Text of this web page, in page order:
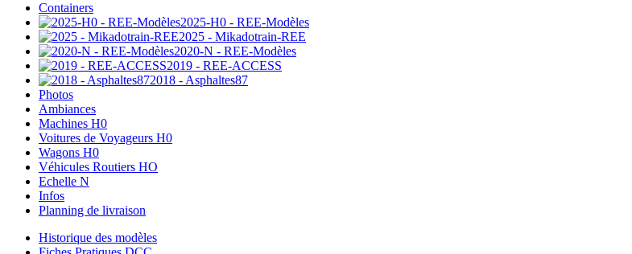
Containers
2025-H0 - REE-Modèles
2025 - Mikadotrain-REE
2020-N - REE-Modèles
2019 - REE-ACCESS
2018 - Asphaltes87
Photos
Ambiances
Machines H0
Voitures de Voyageurs H0
Wagons H0
Véhicules Routiers HO
Echelle N
Infos
Planning de livraison
Historique des modèles